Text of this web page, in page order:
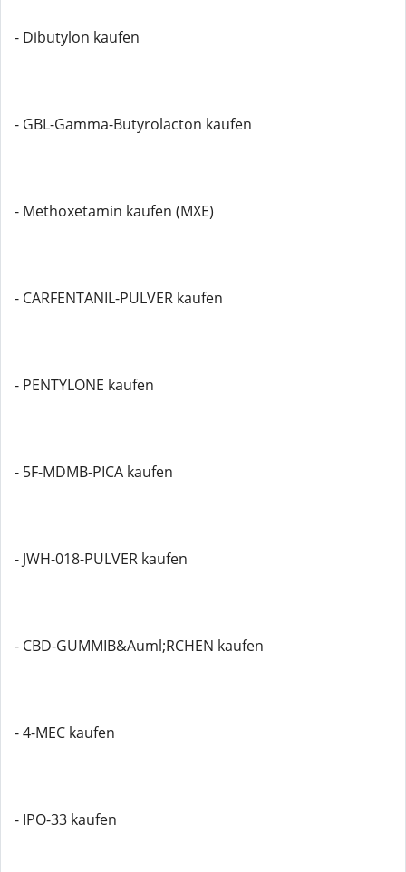
- Dibutylon kaufen
- GBL-Gamma-Butyrolacton kaufen
- Methoxetamin kaufen (MXE)
- CARFENTANIL-PULVER kaufen
- PENTYLONE kaufen
- 5F-MDMB-PICA kaufen
- JWH-018-PULVER kaufen
- CBD-GUMMIB&Auml;RCHEN kaufen
- 4-MEC kaufen
- IPO-33 kaufen